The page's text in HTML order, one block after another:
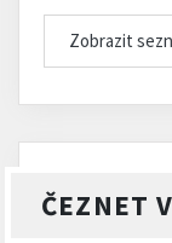
Zobrazit
ČEZNET